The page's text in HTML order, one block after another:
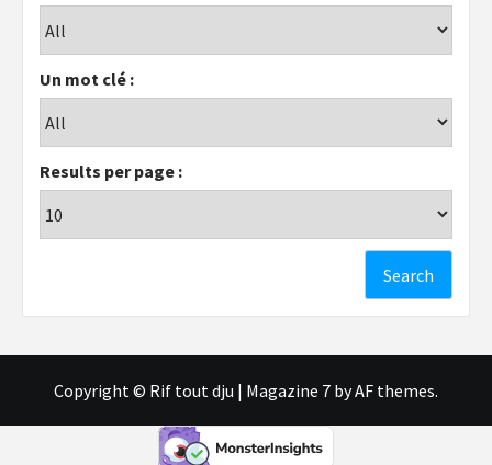
Un mot clé :
Results per page :
Copyright © Rif tout dju | Magazine 7 by AF themes.